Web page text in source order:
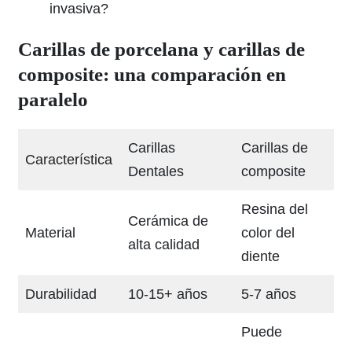
invasiva?
Carillas de porcelana y carillas de
composite: una comparación en
paralelo
Característica
Carillas
Dentales
Carillas de
composite
Material
Cerámica de
alta calidad
Resina del
color del
diente
Durabilidad 10-15+ años 5-7 años
Puede